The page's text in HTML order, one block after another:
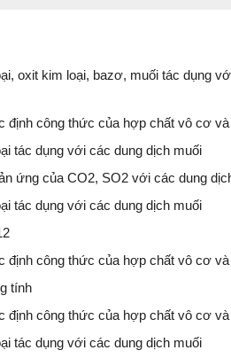
oxit kim loại, bazơ, muối tác dụng
định công thức của hợp chất vô cơ
tác dụng với các dung dịch muối
ứng của CO2, SO2 với các dung
tác dụng với các dung dịch muối
định công thức của hợp chất vô cơ
tính
định công thức của hợp chất vô cơ
tác dụng với các dung dịch muối